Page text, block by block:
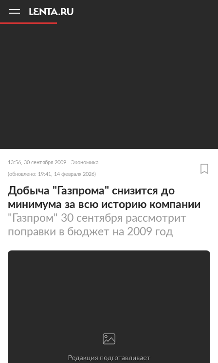
13:56, 30 сентября 2009 Экономика
(обновлено: 19:41, 14 февраля 2026)
Добыча "Газпрома" снизится до
минимума за всю историю компании
"Газпром" 30 сентября рассмотрит
поправки в бюджет на 2009 год